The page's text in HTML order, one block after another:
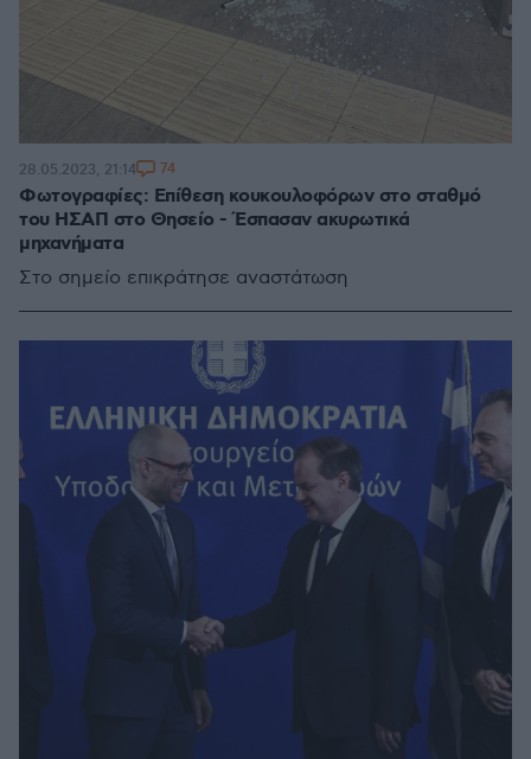
Φωτογραφίες: Επίθεση κουκουλοφόρων στο σταθμό
του ΗΣΑΠ στο Θησείο - Έσπασαν ακυρωτικά
μηχανήματα
Στο σημείο επικράτησε αναστάτωση
28.05.2023, 21:14 74